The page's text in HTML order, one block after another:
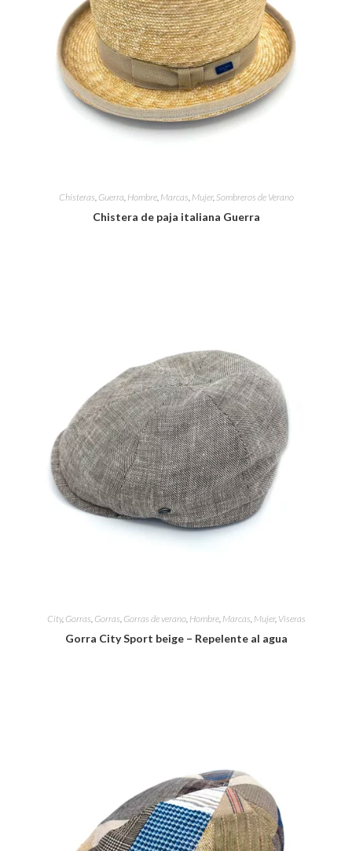
Chisteras, Guerra, Hombre, Marcas, Mujer, Sombreros de Verano
Chistera de paja italiana Guerra
City, Gorras, Gorras, Gorras de verano, Hombre, Marcas, Mujer, Viseras
Gorra City Sport beige – Repelente al agua